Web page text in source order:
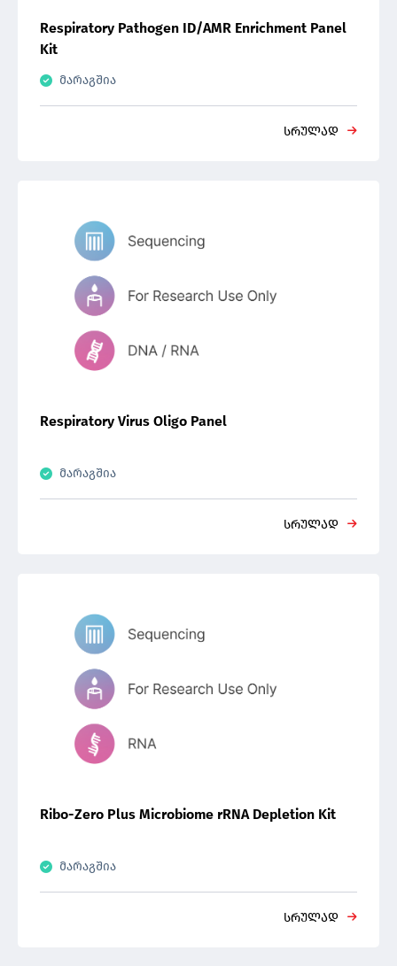
Respiratory Pathogen ID/AMR Enrichment Panel
Kit
მარაგშია
სრულად
Respiratory Virus Oligo Panel
მარაგშია
სრულად
Ribo-Zero Plus Microbiome rRNA Depletion Kit
მარაგშია
სრულად